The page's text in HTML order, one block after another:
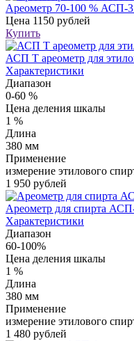
Ареометр 70-100 % АСП-3
Цена 1150 рублей
Купить
АСП Т ареометр для
Характеристики
Диапазон
0-60 %
Цена деления шкалы
1 %
Длина
380 мм
Применение
измерение этилового
1 950 рублей
Ареометр для спирта
Характеристики
Диапазон
60-100%
Цена деления шкалы
1 %
Длина
380 мм
Применение
измерение этилового
1 480 рублей